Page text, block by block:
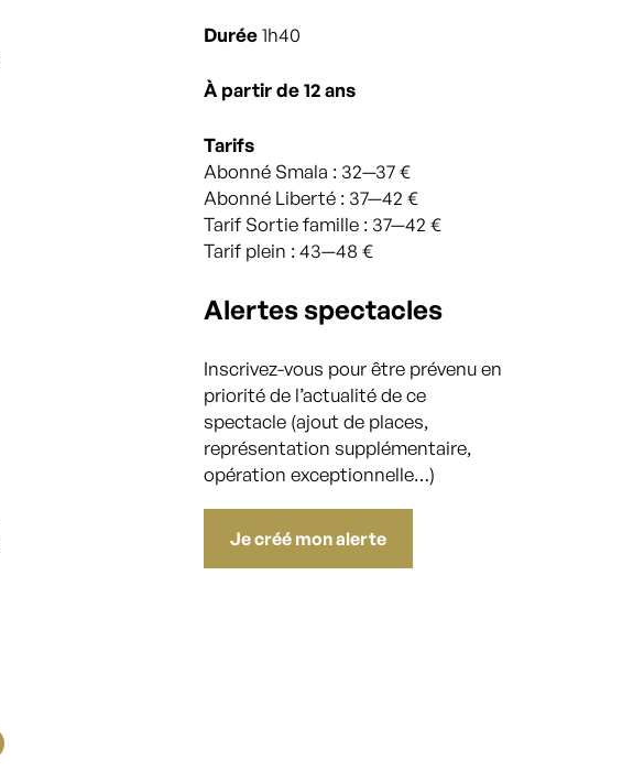
Durée1h40
À partir de 12 ans
Tarifs
Abonné Smala : 32—37 €
Abonné Liberté : 37—42 €
Tarif Sortie famille : 37—42 €
Tarif plein : 43—48 €
Alertes spectacles
Inscrivez-vous pour être prévenu en
priorité de l’actualité de ce
spectacle (ajout de places,
représentation supplémentaire,
opération exceptionnelle…)
Je créé mon alerte